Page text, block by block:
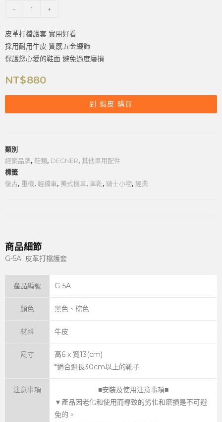
- +
皮革打檔護套 實用好看
採用耐用牛皮 質感五金綴飾
保護您心愛的鞋面 避免過度磨損
NT$880
到 蝦皮 購買
類別
經銷品牌, 鞋類, DEGNER, 其他車用配件
標籤
復古, 重機, 輕檔車, 美式機車, 車靴, 騎士小物, 經典
商品細節
G-5A 皮革打檔護套
產品編號 G-5A
顏色 黑色、棕色
材料 牛皮
尺寸
高6 x 寬13(cm)
*適合週長30cm以上的靴子
注意事項
■安裝及使用注意事項■
▼產品因老化和使用而導致的劣化和磨損是不可避
免的。